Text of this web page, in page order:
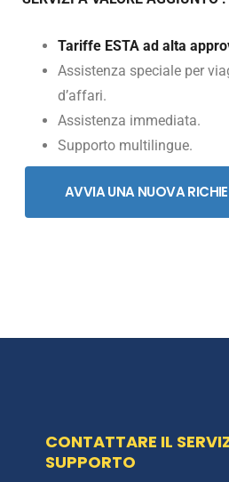
Tariffe ESTA ad alta
Assistenza speciale per
d’affari.
Assistenza immediata.
Supporto multilingue.
AVVIA UNA NUOVA
CONTATTARE IL
SUPPORTO